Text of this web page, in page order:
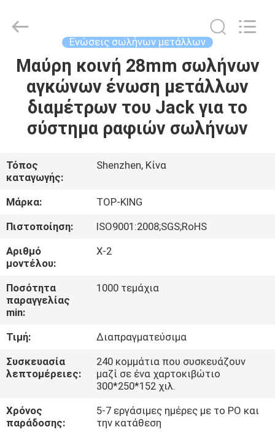
ΣΠΊΤΙ
ΠΡΟΪΌΝΤΑ
ΜΕ
ΕΜΆΣ
ΕΠΙΣΚΈΨΕΙΣ
ΣΤΟ
ΕΡΓΟΣΤΆΣΙΟ
ΈΛΕΓΧΟΣ
ΠΟΙΌΤΗΤΑΣ
ΕΠΙΚΟΙΝΩΝΉΣΤΕ
ΜΑΖΊ
ΜΑΣ
Reserved.
Ενώσεις σωλήνων μετάλλων
Μαύρη κοινή 28mm σωλήνων
αγκώνων ένωση μετάλλων
διαμέτρων του Jack για το
σύστημα ραφιών σωλήνων
Τόπος
καταγωγής:
Shenzhen, Κίνα
Μάρκα:
TOP-KING
Πιστοποίηση:
ISO9001:2008;SGS;RoHS
Αριθμό
μοντέλου:
Χ-2
Ποσότητα
παραγγελίας
min:
1000 τεμάχια
Τιμή:
Διαπραγματεύσιμα
Συσκευασία
λεπτομέρειες:
240 κομμάτια που συσκευάζουν
μαζί σε ένα χαρτοκιβώτιο
300*250*152 χιλ.
Χρόνος
παράδοσης:
5-7 εργάσιμες ημέρες με το PO και
την κατάθεση